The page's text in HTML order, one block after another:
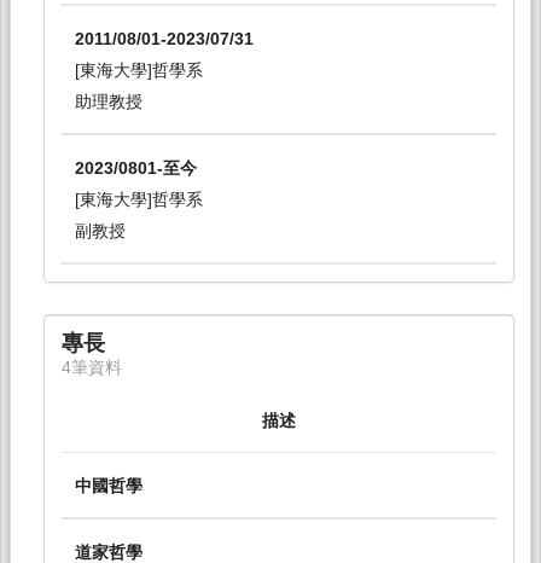
2011/08/01-2023/07/31
[東海大學]哲學系
助理教授
2023/0801-至今
[東海大學]哲學系
副教授
專長
4筆資料
描述
中國哲學
道家哲學